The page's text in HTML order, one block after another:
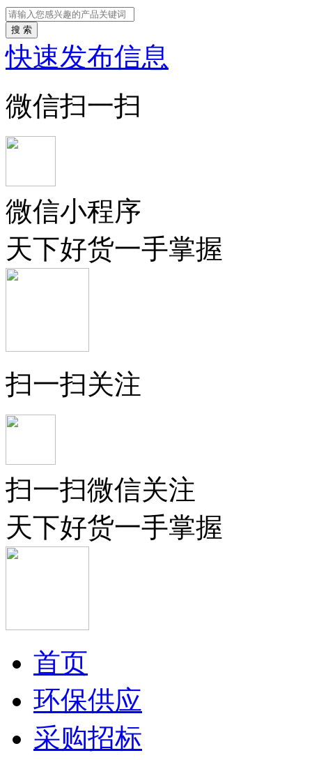
搜 索
快速发布信息
微信扫一扫
微信小程序
天下好货一手掌握
扫一扫关注
扫一扫微信关注
天下好货一手掌握
首页
环保供应
采购招标